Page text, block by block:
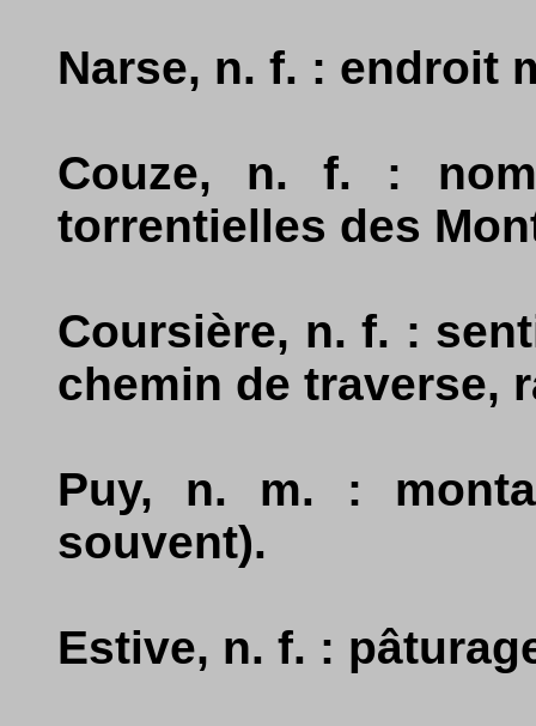
Narse, n. f. : endroit
Couze, n. f. :
torrentielles des
Coursière, n. f. :
chemin de traverse,
Puy, n. m. :
souvent).
Estive, n. f. :